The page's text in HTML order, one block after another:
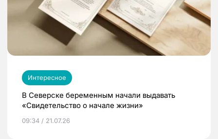
Интересное
В Северске беременным начали выдавать
«Свидетельство о начале жизни»
09:34 / 21.07.26